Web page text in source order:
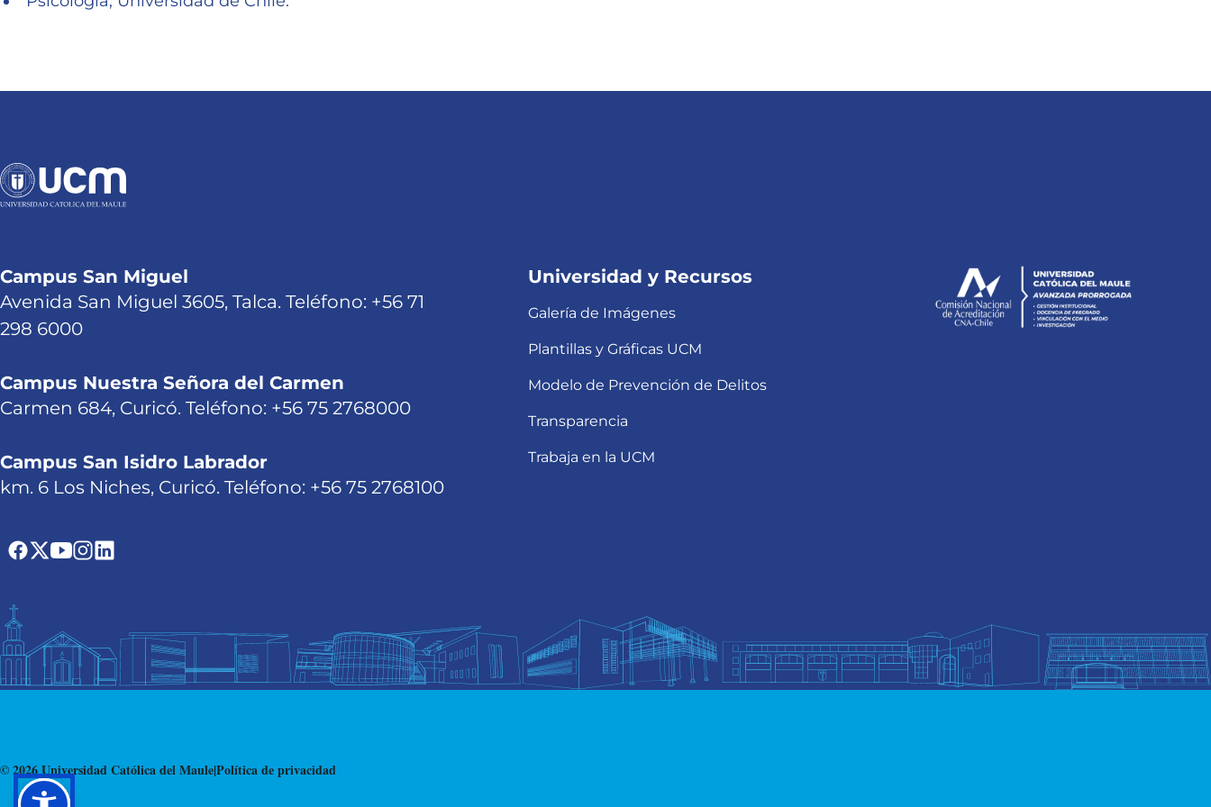
Campus San Miguel
Avenida San Miguel 3605, Talca. Teléfono: +56 71
298 6000
Campus Nuestra Señora del Carmen
Carmen 684, Curicó. Teléfono: +56 75 2768000
Campus San Isidro Labrador
km. 6 Los Niches, Curicó. Teléfono: +56 75 2768100
Universidad y Recursos
Galería de Imágenes
Plantillas y Gráficas UCM
Modelo de Prevención de Delitos
Transparencia
Trabaja en la UCM
© 2026 Universidad Católica del Maule|Política de privacidad